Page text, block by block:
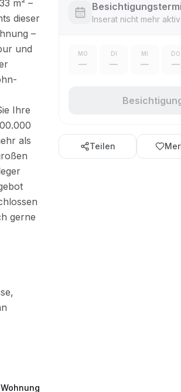
Wohnung
Inserat nicht mehr aktiv
MO
—
DI
—
MI
—
DO
—
Teilen